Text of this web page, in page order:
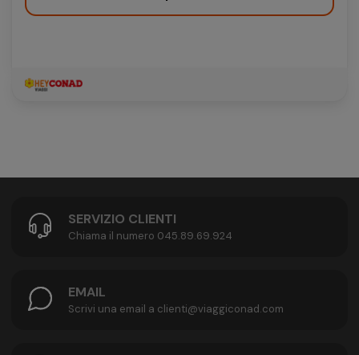
SERVIZIO CLIENTI
Chiama il numero 045.89.69.924
EMAIL
Scrivi una email a clienti@viaggiconad.com